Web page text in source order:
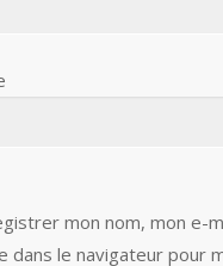
mon nom, mon e-
dans le navigateur pour